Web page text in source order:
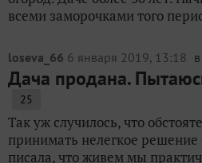
всеми заморочками того
loseva_66 6 января 2019, 13:18
Дача продана.
25
Так уж случилось, что
принимать нелегкое
писала, что живем мы